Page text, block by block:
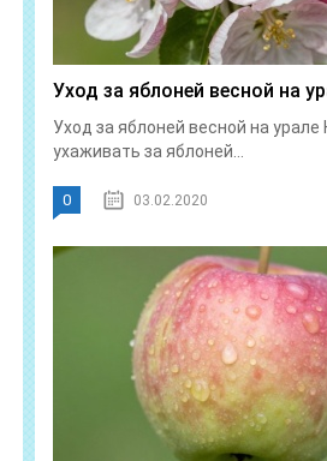
Уход за яблоней весной на
Уход за яблоней весной на урале
ухаживать за яблоней...
0 03.02.2020